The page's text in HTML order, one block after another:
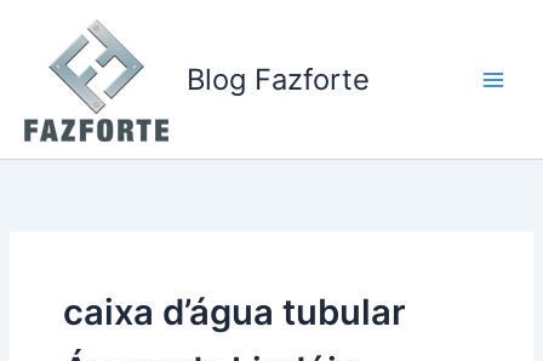
conteúdo
Blog Fazforte
caixa d’água tubular